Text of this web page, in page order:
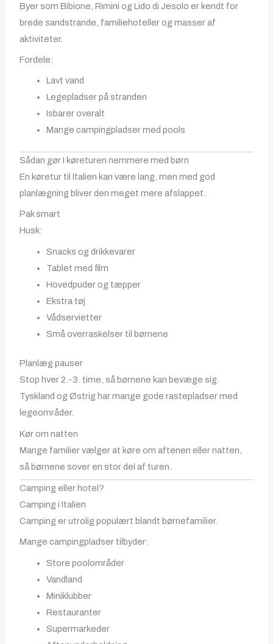
Byer som Bibione, Rimini og Lido di Jesolo er kendt for
brede sandstrande, familiehoteller og masser af
aktiviteter.
Fordele:
Lavt vand
Legepladser på stranden
Isbarer overalt
Mange campingpladser med pools
Sådan gør I køreturen nemmere med børn
En køretur til Italien kan være lang, men med god
planlægning bliver den meget mere afslappet.
Pak smart
Husk:
Snacks og drikkevarer
Tablet med film
Hovedpuder og tæpper
Ekstra tøj
Vådservietter
Små overraskelser til børnene
Planlæg pauser
Stop hver 2.-3. time, så børnene kan bevæge sig.
Tyskland og Østrig har mange gode rastepladser med
legeområder.
Kør om natten
Mange familier vælger at køre om aftenen eller natten,
så børnene sover en stor del af turen.
Camping eller hotel?
Camping i Italien
Camping er utrolig populært blandt børnefamilier.
Mange campingpladser tilbyder:
Store poolområder
Vandland
Miniklubber
Restauranter
Supermarkeder